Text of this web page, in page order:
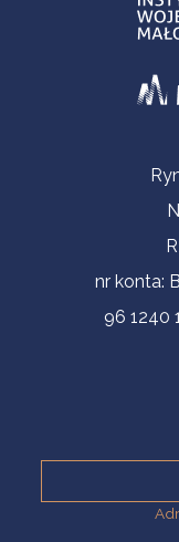
Informacje
nr konta:
96 1240